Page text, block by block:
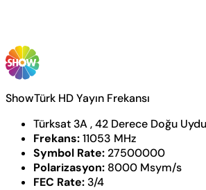
ShowTürk HD Yayın Frekansı
Türksat 3A , 42 Derece Doğu
Frekans:11053 MHz
Symbol Rate: 27500000
Polarizasyon: 8000 Msym/s
FEC Rate: 3/4